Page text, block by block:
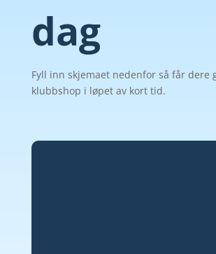
dag
Fyll inn skjemaet nedenfor så får dere
klubbshop i løpet av kort tid.